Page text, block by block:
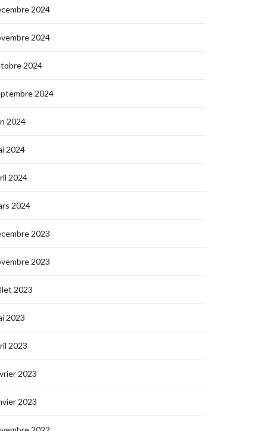
2024
2024
2024
2024
2024
2024
2024
2024
2023
2023
2023
2023
2023
2023
2023